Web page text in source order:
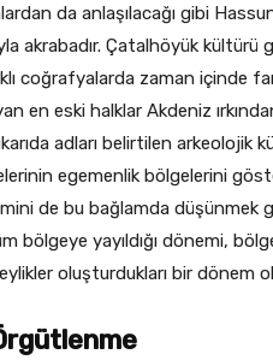
da anlaşılacağı gibi
akrabadır. Çatalhöyük kültürü
coğrafyalarda zaman içinde
en eski halklar Akdeniz
adları belirtilen arkeolojik
egemenlik bölgelerini
de bu bağlamda düşünmek
bölgeye yayıldığı dönemi,
oluşturdukları bir dönem